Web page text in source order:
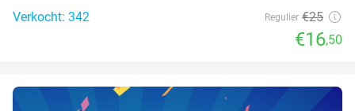
Verkocht: 342
Regulier €25
€16,50